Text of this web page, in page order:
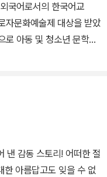
국어로서의 한국어교
자문화예술제 대상을 받았
로 아동 및 청소년 문학을
막 이야기 전달자》《팍
낸 감동 스토리! 어떠한 절
없